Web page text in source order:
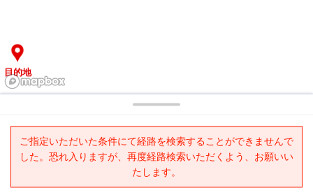
目的地
ご指定いただいた条件にて経路を検索することができませんで
した。恐れ入りますが、再度経路検索いただくよう、お願いい
たします。